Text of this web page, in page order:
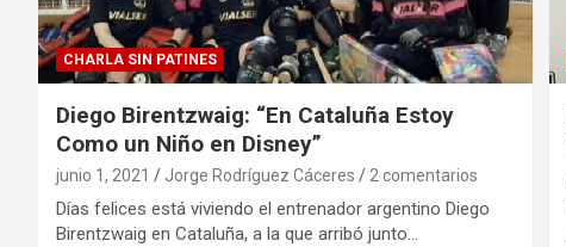
CHARLA SIN PATINES
Diego Birentzwaig: “En Cataluña Estoy
Como un Niño en Disney”
junio 1, 2021 Jorge Rodríguez Cáceres 2 comentarios
Días felices está viviendo el entrenador argentino Diego
Birentzwaig en Cataluña, a la que arribó junto…